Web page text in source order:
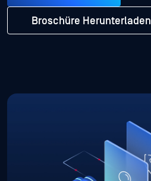
Broschüre Herunterladen